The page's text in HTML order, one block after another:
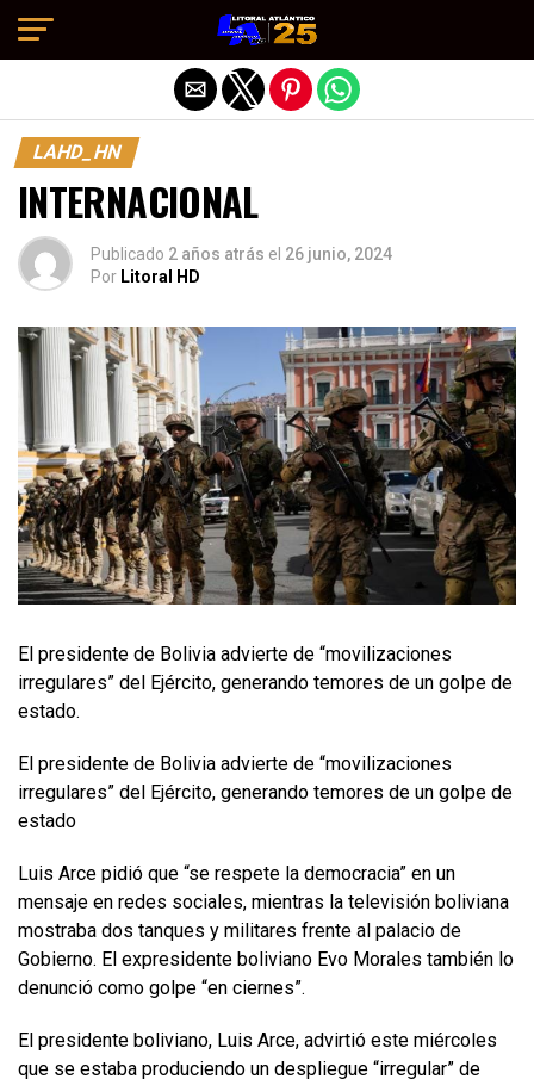
LAHD_HN
INTERNACIONAL
Publicado 2 años atrás el 26 junio, 2024
Por Litoral HD
El presidente de Bolivia advierte de “movilizaciones
irregulares” del Ejército, generando temores de un golpe de
estado.
El presidente de Bolivia advierte de “movilizaciones
irregulares” del Ejército, generando temores de un golpe de
estado
Luis Arce pidió que “se respete la democracia” en un
mensaje en redes sociales, mientras la televisión boliviana
mostraba dos tanques y militares frente al palacio de
Gobierno. El expresidente boliviano Evo Morales también lo
denunció como golpe “en ciernes”.
El presidente boliviano, Luis Arce, advirtió este miércoles
que se estaba produciendo un despliegue “irregular” de
Salir de la versión móvil